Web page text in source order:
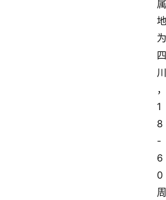
属
地
为
四
川
，
1
8
-
6
0
周